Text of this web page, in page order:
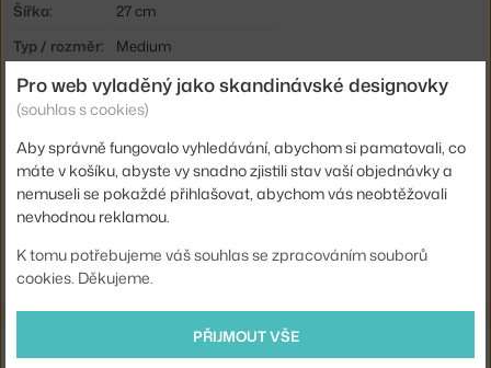
Šířka:
27 cm
Typ / rozměr:
Medium
Barva:
světle růžová
Materiál:
recyklovaný plast
Kód produktu HAY-AE759-A602-AF65
EAN
5710441420330
Shopping from the EU? Switch toColour Crate Lid M, powder
Pro web vyladěný jako skandinávské designovky
(souhlas s cookies)
Aby správně fungovalo vyhledávání, abychom si pamatovali, co
máte v košíku, abyste vy snadno zjistili stav vaší objednávky a
nemuseli se pokaždé přihlašovat, abychom vás neobtěžovali
nevhodnou reklamou.
K tomu potřebujeme váš souhlas se zpracováním souborů
cookies. Děkujeme.
PŘIJMOUT VŠE